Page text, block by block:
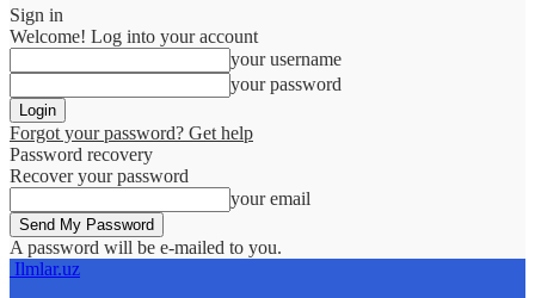
Sign in
Welcome! Log into your account
your username
your password
Forgot your password? Get help
Password recovery
Recover your password
your email
A password will be e-mailed to you.
Ilmlar.uz